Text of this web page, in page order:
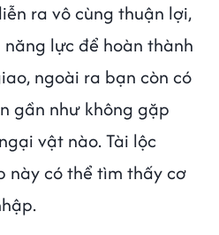
ra vô cùng thuận lợi,
lực để hoàn thành
ngoài ra bạn còn có
gần như không gặp
vật nào. Tài lộc
này có thể tìm thấy cơ